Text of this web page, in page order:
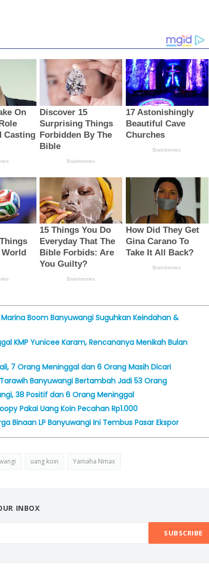
Boom Banyuwangi Suguhkan Keindahan &
KMP Yunicee Karam, Rencananya Menikah Bulan
7 Orang Meninggal dan 6 Orang Masih Dicari
Banyuwangi Bertambah Jadi 53 Orang
38 Positif dan 6 Orang Meninggal
Pakai Uang Koin Pecahan Rp1.000
Binaan LP Banyuwangi Ini Tembus Pasar Ekspor
uang koin Yamaha Nmax
INBOX